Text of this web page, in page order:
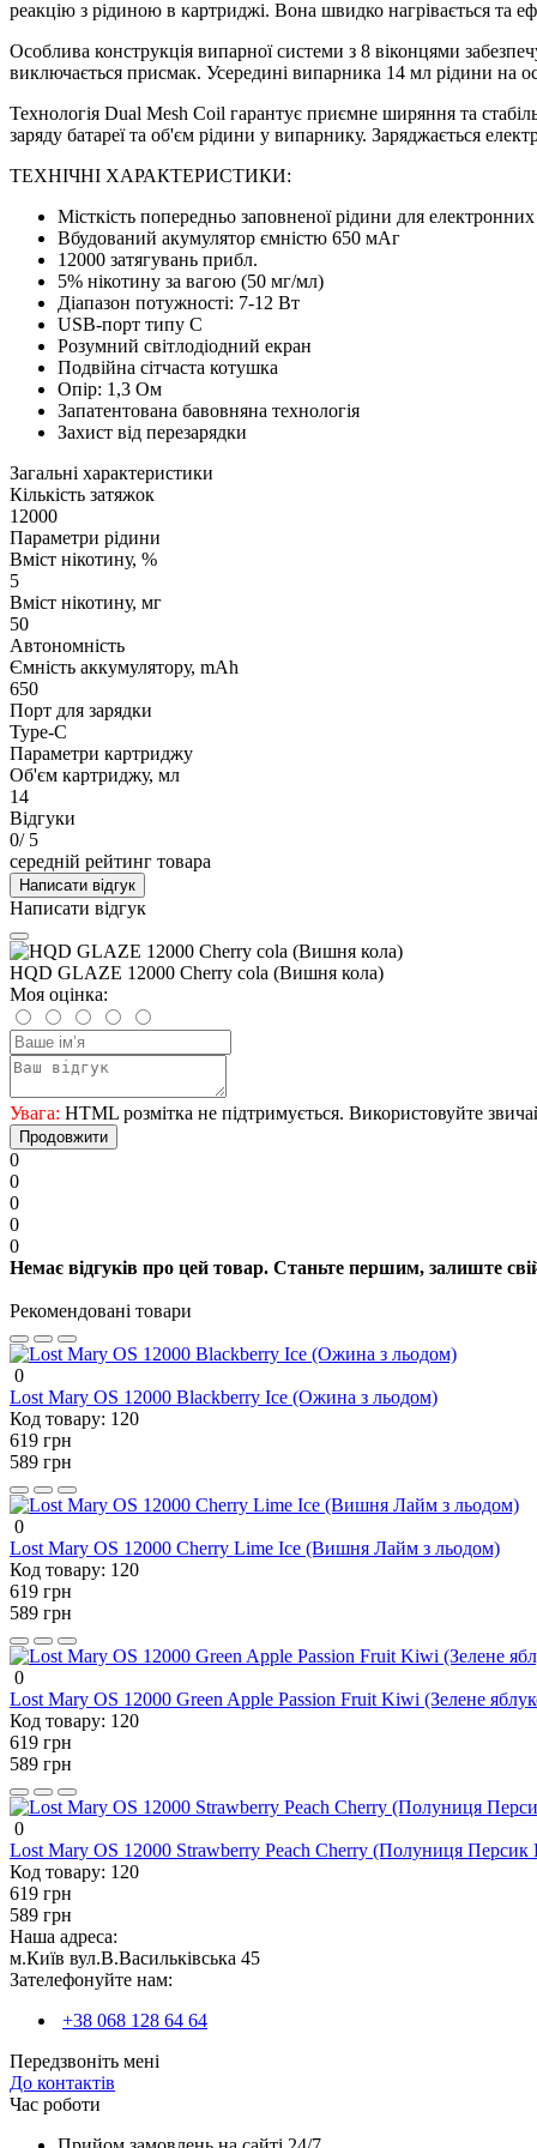
реакцію з рідиною в картриджі. Вона швидко нагрівається та
Особлива конструкція випарної системи з 8 віконцями
виключається присмак. Усередині випарника 14 мл рідини на
Технологія Dual Mesh Coil гарантує приємне ширяння та
заряду батареї та об'єм рідини у випарнику. Заряджається
ТЕХНІЧНІ ХАРАКТЕРИСТИКИ:
Місткість попередньо заповненої рідини для
Вбудований акумулятор ємністю 650 мАг
12000 затягувань прибл.
5% нікотину за вагою (50 мг/мл)
Діапазон потужності: 7-12 Вт
USB-порт типу C
Розумний світлодіодний екран
Подвійна сітчаста котушка
Опір: 1,3 Ом
Запатентована бавовняна технологія
Захист від перезарядки
Загальні характеристики
Кількість затяжок
12000
Параметри рідини
Вміст нікотину, %
5
Вміст нікотину, мг
50
Автономність
Ємність аккумулятору, mAh
650
Порт для зарядки
Type-C
Параметри картриджу
Об'єм картриджу, мл
14
Відгуки
0/ 5
середній рейтинг товара
Написати відгук
Написати відгук
HQD GLAZE 12000 Cherry cola (Вишня кола)
Моя оцінка:
Увага: HTML розмітка не підтримується. Використовуйте
Продовжити
0
0
0
0
0
Немає відгуків про цей товар. Станьте першим, залиште
Рекомендовані товари
0
Lost Mary OS 12000 Blackberry Ice (Ожина з льодом)
Код товару: 120
619 грн
589 грн
0
Lost Mary OS 12000 Cherry Lime Ice (Вишня Лайм з льодом)
Код товару: 120
619 грн
589 грн
0
Lost Mary OS 12000 Green Apple Passion Fruit Kiwi (Зелене
Код товару: 120
619 грн
589 грн
0
Lost Mary OS 12000 Strawberry Peach Cherry (Полуниця
Код товару: 120
619 грн
589 грн
Наша адреса:
м.Київ вул.В.Васильківська 45
Зателефонуйте нам:
+38 068 128 64 64
Передзвоніть мені
До контактів
Час роботи